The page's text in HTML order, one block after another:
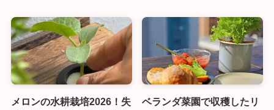
メロンの水耕栽培2026！失
ベランダ菜園で収穫したリ